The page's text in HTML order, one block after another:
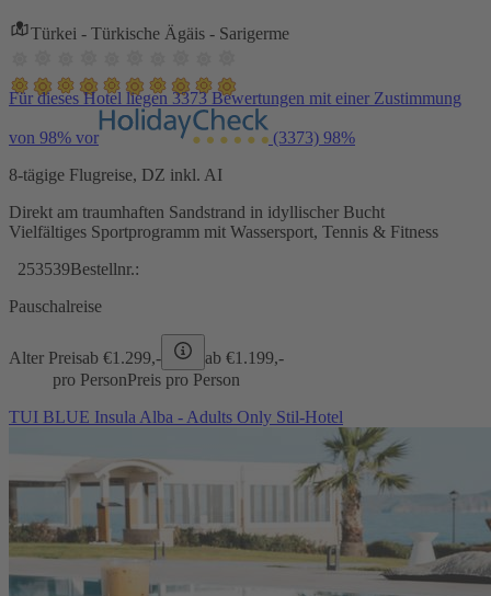
Türkei - Türkische Ägäis - Sarigerme
Für dieses Hotel liegen 3373 Bewertungen mit einer Zustimmung
von 98% vor (3373) 98%
8-tägige Flugreise, DZ inkl. AI
Direkt am traumhaften Sandstrand in idyllischer Bucht
Vielfältiges Sportprogramm mit Wassersport, Tennis & Fitness
253539Bestellnr.:
Pauschalreise
Alter Preisab €1.299,- ab €1.199,-
pro PersonPreis pro Person
TUI BLUE Insula Alba - Adults Only Stil-Hotel